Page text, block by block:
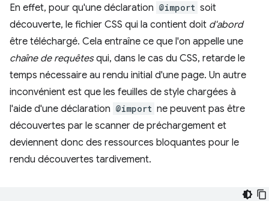
En effet, pour qu'une déclaration @import soit
découverte, le fichier CSS qui la contient doit d'abord
être téléchargé. Cela entraîne ce que l'on appelle une
chaîne de requêtesqui, dans le cas du CSS, retarde le
temps nécessaire au rendu initial d'une page. Un autre
inconvénient est que les feuilles de style chargées à
l'aide d'une déclaration @import ne peuvent pas être
découvertes par le scanner de préchargement et
deviennent donc des ressources bloquantes pour le
rendu découvertes tardivement.